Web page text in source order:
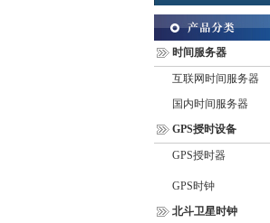
时间服务器
互联网时间服务器
国内时间服务器
GPS授时设备
GPS授时器
GPS时钟
北斗卫星时钟